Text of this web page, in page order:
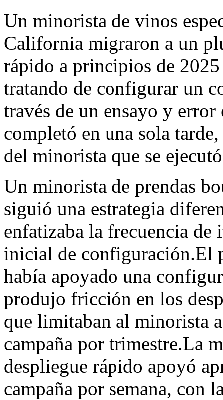
Un minorista de vinos
California migraron a un
rápido a principios de 2025
tratando de configurar un
través de un ensayo y
completó en una sola
del minorista que se
Un minorista de prendas
siguió una estrategia
enfatizaba la frecuencia
inicial de configuración.El
había apoyado una
produjo fricción en los
que limitaban al minorista
campaña por trimestre.La
despliegue rápido apoyó
campaña por semana, con